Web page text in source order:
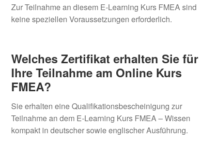
Zur Teilnahme an diesem E-Learning Kurs FMEA sind
keine speziellen Voraussetzungen erforderlich.
Welches Zertifikat erhalten Sie für
Ihre Teilnahme am Online Kurs
FMEA?
Sie erhalten eine Qualifikationsbescheinigung zur
Teilnahme an dem E-Learning Kurs FMEA – Wissen
kompakt in deutscher sowie englischer Ausführung.